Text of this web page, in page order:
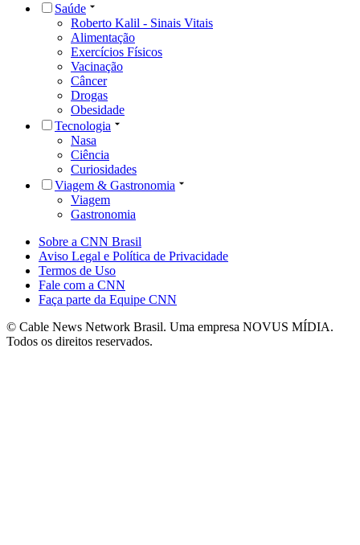
Saúde
Roberto Kalil - Sinais Vitais
Alimentação
Exercícios Físicos
Vacinação
Câncer
Drogas
Obesidade
Tecnologia
Nasa
Ciência
Curiosidades
Viagem & Gastronomia
Viagem
Gastronomia
Sobre a CNN Brasil
Aviso Legal e Política de Privacidade
Termos de Uso
Fale com a CNN
Faça parte da Equipe CNN
© Cable News Network Brasil. Uma empresa NOVUS MÍDIA.
Todos os direitos reservados.